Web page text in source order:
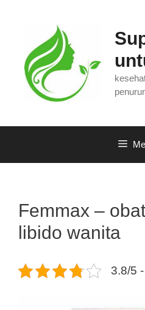
Femmax –
libido wanita
3.8/5